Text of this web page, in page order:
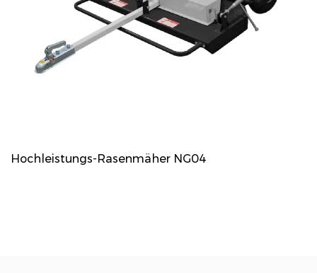
Hochleistungs-Rasenmäher NG04